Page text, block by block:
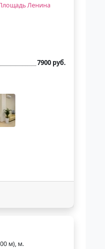
Ленина
7900 руб.
м), м.